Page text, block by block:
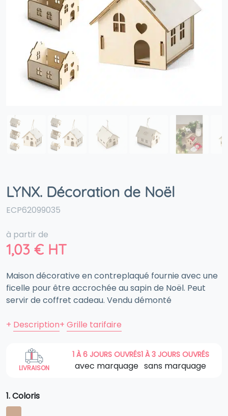
LYNX. Décoration de Noël
ECP62099035
à partir de
1,03 € HT
Maison décorative en contreplaqué fournie avec une
ficelle pour être accrochée au sapin de Noël. Peut
servir de coffret cadeau. Vendu démonté
+ Description+ Grille tarifaire
LIVRAISON
1 À 6 JOURS OUVRÉS
avec marquage
1 À 3 JOURS OUVRÉS
sans marquage
1. Coloris